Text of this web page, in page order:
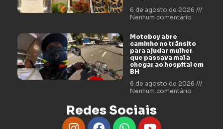
6 de agosto de 2026
Nenhum comentário
Motoboy abre
caminho no trânsito
para ajudar mulher
que passava mal a
chegar ao hospital em
BH
6 de agosto de 2026
Nenhum comentário
Redes Sociais